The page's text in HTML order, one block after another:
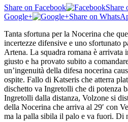
Share on Facebook
Share
Google+
Share on
Tanta sfortuna per la Nocerina che
incertezze difensive e uno sfortunato
Artena. La squadra romana è arrivata
giusto e ha provato subito a
un’ingenuità della difesa nocerina
ospite. Fallo di Katseris che atterra
dischetto va Ingretolli che di potenza
Ingretolli dalla distanza, Volzone si
della Nocerina che arriva al 29′ con
ma la palla sibila il palo e va fuori. Di